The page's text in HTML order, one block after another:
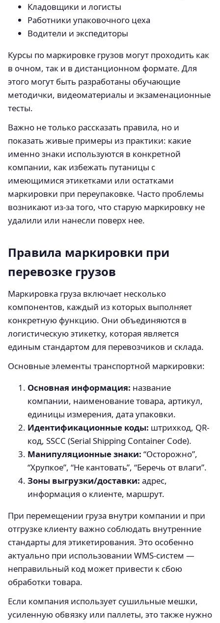
Кладовщики и логисты
Работники упаковочного цеха
Водители и экспедиторы
Курсы по маркировке грузов могут проходить как
в очном, так и в дистанционном формате. Для
этого могут быть разработаны обучающие
методички, видеоматериалы и экзаменационные
тесты.
Важно не только рассказать правила, но и
показать живые примеры из практики: какие
именно знаки используются в конкретной
компании, как избежать путаницы с
имеющимися этикетками или остатками
маркировки при переупаковке. Часто проблемы
возникают из-за того, что старую маркировку не
удалили или нанесли поверх нее.
Правила маркировки при
перевозке грузов
Маркировка груза включает несколько
компонентов, каждый из которых выполняет
конкретную функцию. Они объединяются в
логистическую этикетку, которая является
единым стандартом для перевозчиков и склада.
Основные элементы транспортной маркировки:
Основная информация: название
компании, наименование товара, артикул,
единицы измерения, дата упаковки.
Идентификационные коды: штрихкод, QR-
код, SSCC (Serial Shipping Container Code).
Манипуляционные знаки: “Осторожно”,
“Хрупкое”, “Не кантовать”, “Беречь от влаги”.
Зоны выгрузки/доставки: адрес,
информация о клиенте, маршрут.
При перемещении груза внутри компании и при
отгрузке клиенту важно соблюдать внутренние
стандарты для этикетирования. Это особенно
актуально при использовании WMS-систем —
неправильный код может привести к сбою
обработки товара.
Если компания использует сушильные мешки,
усиленную обвязку или паллеты, это также нужно